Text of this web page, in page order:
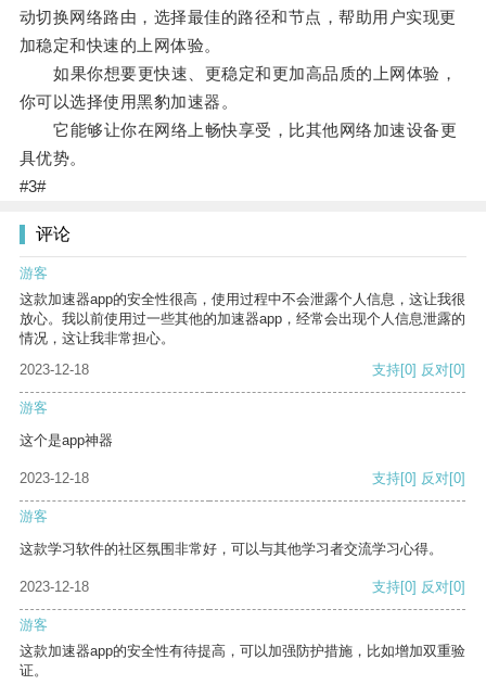
动切换网络路由，选择最佳的路径和节点，帮助用户实现更
加稳定和快速的上网体验。
如果你想要更快速、更稳定和更加高品质的上网体验，
你可以选择使用黑豹加速器。
它能够让你在网络上畅快享受，比其他网络加速设备更
具优势。
#3#
评论
游客
这款加速器app的安全性很高，使用过程中不会泄露个人信息，这让我很
放心。我以前使用过一些其他的加速器app，经常会出现个人信息泄露的
情况，这让我非常担心。
2023-12-18
支持[0] 反对[0]
游客
这个是app神器
2023-12-18 支持[0] 反对[0]
游客
这款学习软件的社区氛围非常好，可以与其他学习者交流学习心得。
2023-12-18 支持[0] 反对[0]
游客
这款加速器app的安全性有待提高，可以加强防护措施，比如增加双重验
证。